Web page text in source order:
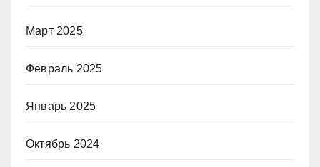
Март 2025
Февраль 2025
Январь 2025
Октябрь 2024